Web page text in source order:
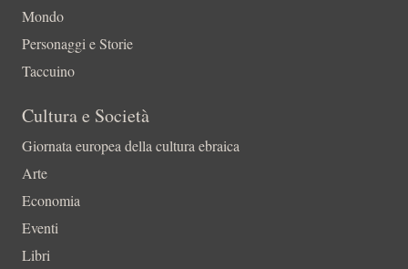
Mondo
Personaggi e Storie
Taccuino
Cultura e Società
Giornata europea della cultura ebraica
Arte
Economia
Eventi
Libri